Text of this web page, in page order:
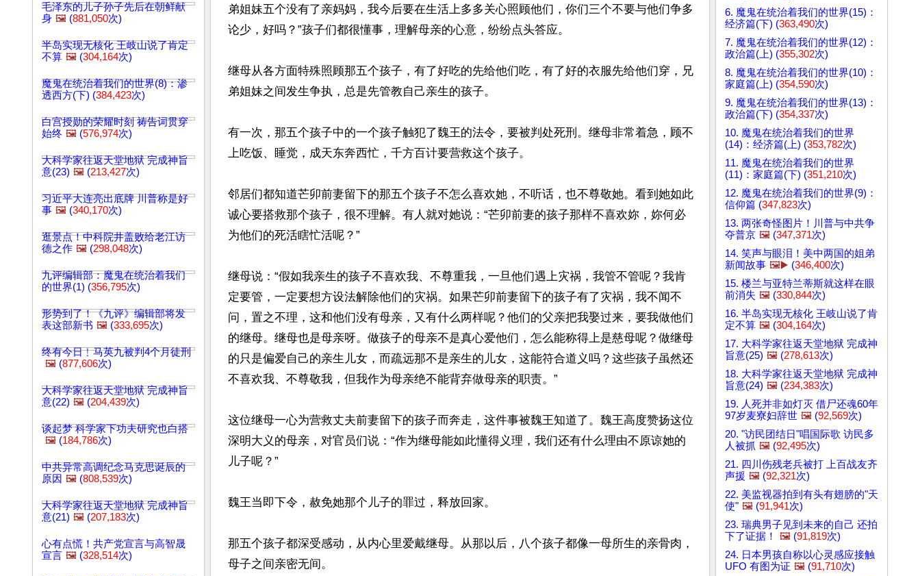
毛泽东的儿子孙子先后在朝鲜献
身 🖼️ (881,050次)
半岛实现无核化 王岐山说了肯定
不算 🖼️ (304,164次)
魔鬼在统治着我们的世界(8)：渗
透西方(下) (384,423次)
白宫授勋的荣耀时刻 祷告词贯穿
始终 🖼️ (576,974次)
大科学家往返天堂地狱 完成神旨
意(23) 🖼️ (213,427次)
习近平大连亮出底牌 川普称是好
事 🖼️ (340,170次)
逛景点！中科院井盖败给老江访
德之作 🖼️ (298,048次)
九评编辑部：魔鬼在统治着我们
的世界(1) (356,795次)
形势到了！《九评》编辑部将发
表这部新书 🖼️ (333,695次)
终有今日﹗马英九被判4个月徒刑
🖼️ (877,606次)
大科学家往返天堂地狱 完成神旨
意(22) 🖼️ (204,439次)
谈起梦 科学家下功夫研究也白搭
🖼️ (184,786次)
中共异常高调纪念马克思诞辰的
原因 🖼️ (808,539次)
大科学家往返天堂地狱 完成神旨
意(21) 🖼️ (207,183次)
心有点慌！共产党宣言与高智晟
宣言 🖼️ (328,514次)
弟姐妹五个没有了亲妈妈，我今后要在生活上多多关心照顾他们，你们三个不要与他们争多
论少，好吗？”孩子们都很懂事，理解母亲的心意，纷纷点头答应。
继母从各方面特殊照顾那五个孩子，有了好吃的先给他们吃，有了好的衣服先给他们穿，兄
弟姐妹之间发生争执，总是先管教自己亲生的孩子。
有一次，那五个孩子中的一个孩子触犯了魏王的法令，要被判处死刑。继母非常着急，顾不
上吃饭、睡觉，成天东奔西忙，千方百计要营救这个孩子。
邻居们都知道芒卯前妻留下的那五个孩子不怎么喜欢她，不听话，也不尊敬她。看到她如此
诚心要搭救那个孩子，很不理解。有人就对她说：“芒卯前妻的孩子那样不喜欢妳，妳何必
为他们的死活瞎忙活呢？”
继母说：“假如我亲生的孩子不喜欢我、不尊重我，一旦他们遇上灾祸，我管不管呢？我肯
定要管，一定要想方设法解除他们的灾祸。如果芒卯前妻留下的孩子有了灾祸，我不闻不
问，置之不理，这和他们没有母亲，又有什么两样呢？他们的父亲把我娶过来，要我做他们
的继母。继母也是母亲呀。做孩子的母亲不是真心爱他们，怎么能称得上是慈母呢？做继母
的只是偏爱自己的亲生儿女，而疏远那不是亲生的儿女，这能符合道义吗？这些孩子虽然还
不喜欢我、不尊敬我，但我作为母亲绝不能背弃做母亲的职责。”
这位继母一心为营救丈夫前妻留下的孩子而奔走，这件事被魏王知道了。魏王高度赞扬这位
深明大义的母亲，对官员们说：“作为继母能如此懂得义理，我们还有什么理由不原谅她的
儿子呢？”
魏王当即下令，赦免她那个儿子的罪过，释放回家。
那五个孩子都深受感动，从内心里爱戴继母。从那以后，八个孩子都像一母所生的亲骨肉，
母子之间亲密无间。
6. 魔鬼在统治着我们的世界(15)：
经济篇(下) (363,490次)
7. 魔鬼在统治着我们的世界(12)：
政治篇(上) (355,302次)
8. 魔鬼在统治着我们的世界(10)：
家庭篇(上) (354,590次)
9. 魔鬼在统治着我们的世界(13)：
政治篇(下) (354,337次)
10. 魔鬼在统治着我们的世界
(14)：经济篇(上) (353,782次)
11. 魔鬼在统治着我们的世界
(11)：家庭篇(下) (351,210次)
12. 魔鬼在统治着我们的世界(9)：
信仰篇 (347,823次)
13. 两张奇怪图片！川普与中共争
夺普京 🖼️ (347,371次)
14. 笑声与眼泪！美中两国的姐弟
新闻故事 🖼️▶️ (346,400次)
15. 楼兰与亚特兰蒂斯就这样在眼
前消失 🖼️ (330,844次)
16. 半岛实现无核化 王岐山说了肯
定不算 🖼️ (304,164次)
17. 大科学家往返天堂地狱 完成神
旨意(25) 🖼️ (278,613次)
18. 大科学家往返天堂地狱 完成神
旨意(24) 🖼️ (234,383次)
19. 人死并非如灯灭 借尸还魂60年
97岁麦寮妇辞世 🖼️ (92,569次)
20. "访民团结日"唱国际歌 访民多
人被抓 🖼️ (92,495次)
21. 四川伤残老兵被打 上百战友齐
声援 🖼️ (92,321次)
22. 美监视器拍到有头有翅膀的"天
使" 🖼️ (91,941次)
23. 瑞典男子见到未来的自己 还拍
下了证据！
🖼️ (91,819次)
24. 日本男孩自称以心灵感应接触
UFO 有图为证 🖼️ (91,710次)